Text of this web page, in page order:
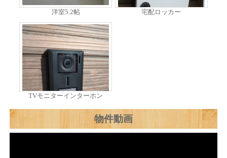
洋室5.2帖 宅配ロッカー
TVモニターインターホン
物件動画